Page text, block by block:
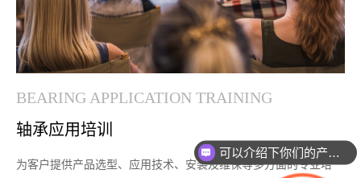
BEARING APPLICATION TRAINING
轴承应用培训
为客户提供产品选型、应用技术、安装及维保等多方面的专业培
可以介绍下你们的产品么？
你们是怎么收费的呢？